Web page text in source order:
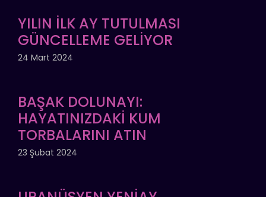
YILIN İLK AY TUTULMASI
GÜNCELLEME GELİYOR
24 Mart 2024
BAŞAK DOLUNAYI:
HAYATINIZDAKİ KUM
TORBALARINI ATIN
23 Şubat 2024